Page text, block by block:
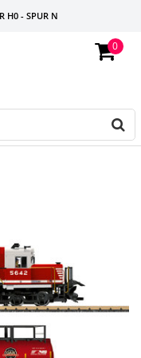
H0 - SPUR N
0